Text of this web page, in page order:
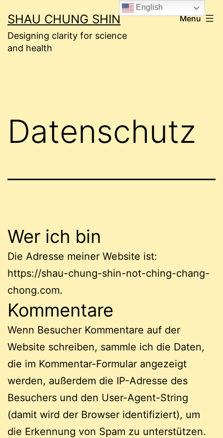
to
content
SHAU CHUNG SHIN
Designing clarity for science
and health
Menu
Datenschutz
Wer ich bin
Die Adresse meiner Website ist:
https://shau-chung-shin-not-ching-chang-
chong.com.
Kommentare
Wenn Besucher Kommentare auf der
Website schreiben, sammle ich die Daten,
die im Kommentar-Formular angezeigt
werden, außerdem die IP-Adresse des
Besuchers und den User-Agent-String
(damit wird der Browser identifiziert), um
die Erkennung von Spam zu unterstützen.
English